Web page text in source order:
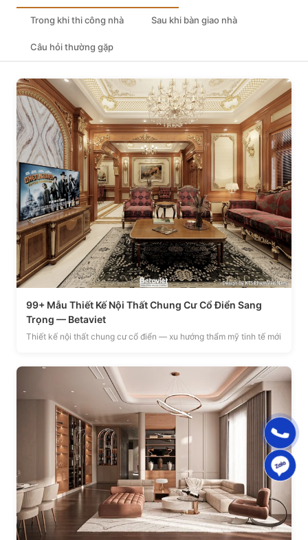
Trong khi thi công nhà Sau khi bàn giao nhà
Câu hỏi thường gặp
99+ Mẫu Thiết Kế Nội Thất Chung Cư Cổ Điển Sang
Trọng — Betaviet
Thiết kế nội thất chung cư cổ điển — xu hướng thẩm mỹ tinh tế mới